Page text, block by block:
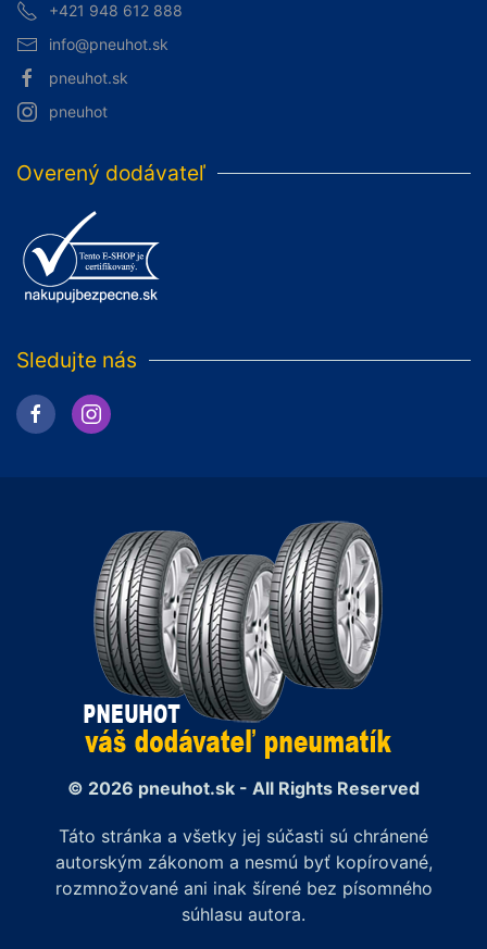
+421 948 612 888
info@pneuhot.sk
pneuhot.sk
pneuhot
Overený dodávateľ
Sledujte nás
© 2026 pneuhot.sk - All Rights Reserved
Táto stránka a všetky jej súčasti sú chránené
autorským zákonom a nesmú byť kopírované,
rozmnožované ani inak šírené bez písomného
súhlasu autora.